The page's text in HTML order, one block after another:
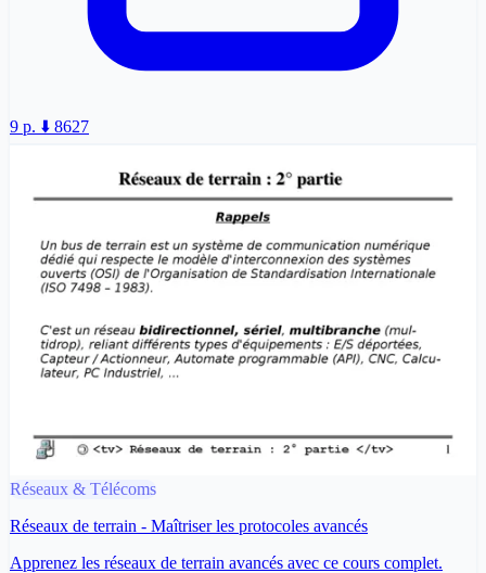
9 p. ⬇️ 8627
Réseaux & Télécoms
Réseaux de terrain - Maîtriser les protocoles avancés
Apprenez les réseaux de terrain avancés avec ce cours complet.